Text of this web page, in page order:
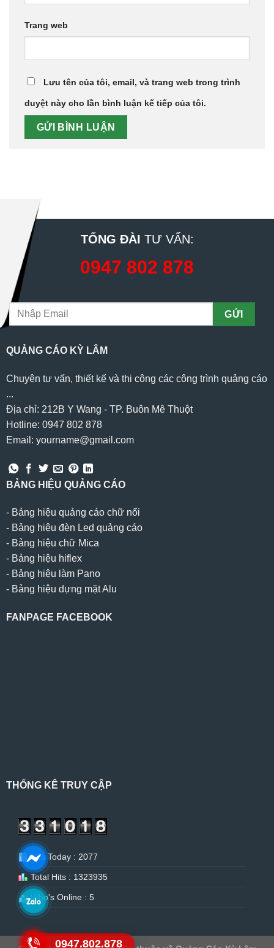
Trang web
Lưu tên của tôi, email, và trang web trong trình
duyệt này cho lần bình luận kế tiếp của tôi.
TỔNG ĐÀI TƯ VẤN:
0947 802 878
QUẢNG CÁO KỲ LÂM
Chuyên tư vấn, thiết kế và thi công các công trình quảng cáo
...
Địa chỉ: 212B Y Wang - TP. Buôn Mê Thuột
Hotline: 0947 802 878
Email: yourname@gmail.com
BẢNG HIỆU QUẢNG CÁO
- Bảng hiệu quảng cáo chữ nổi
- Bảng hiệu đèn Led quảng cáo
- Bảng hiệu chữ Mica
- Bảng hiệu hiflex
- Bảng hiệu làm Pano
- Bảng hiệu dựng mặt Alu
FANPAGE FACEBOOK
THỐNG KÊ TRUY CẬP
Hits Today : 2077
Total Hits : 1323935
Who's Online : 5
0947.802.878